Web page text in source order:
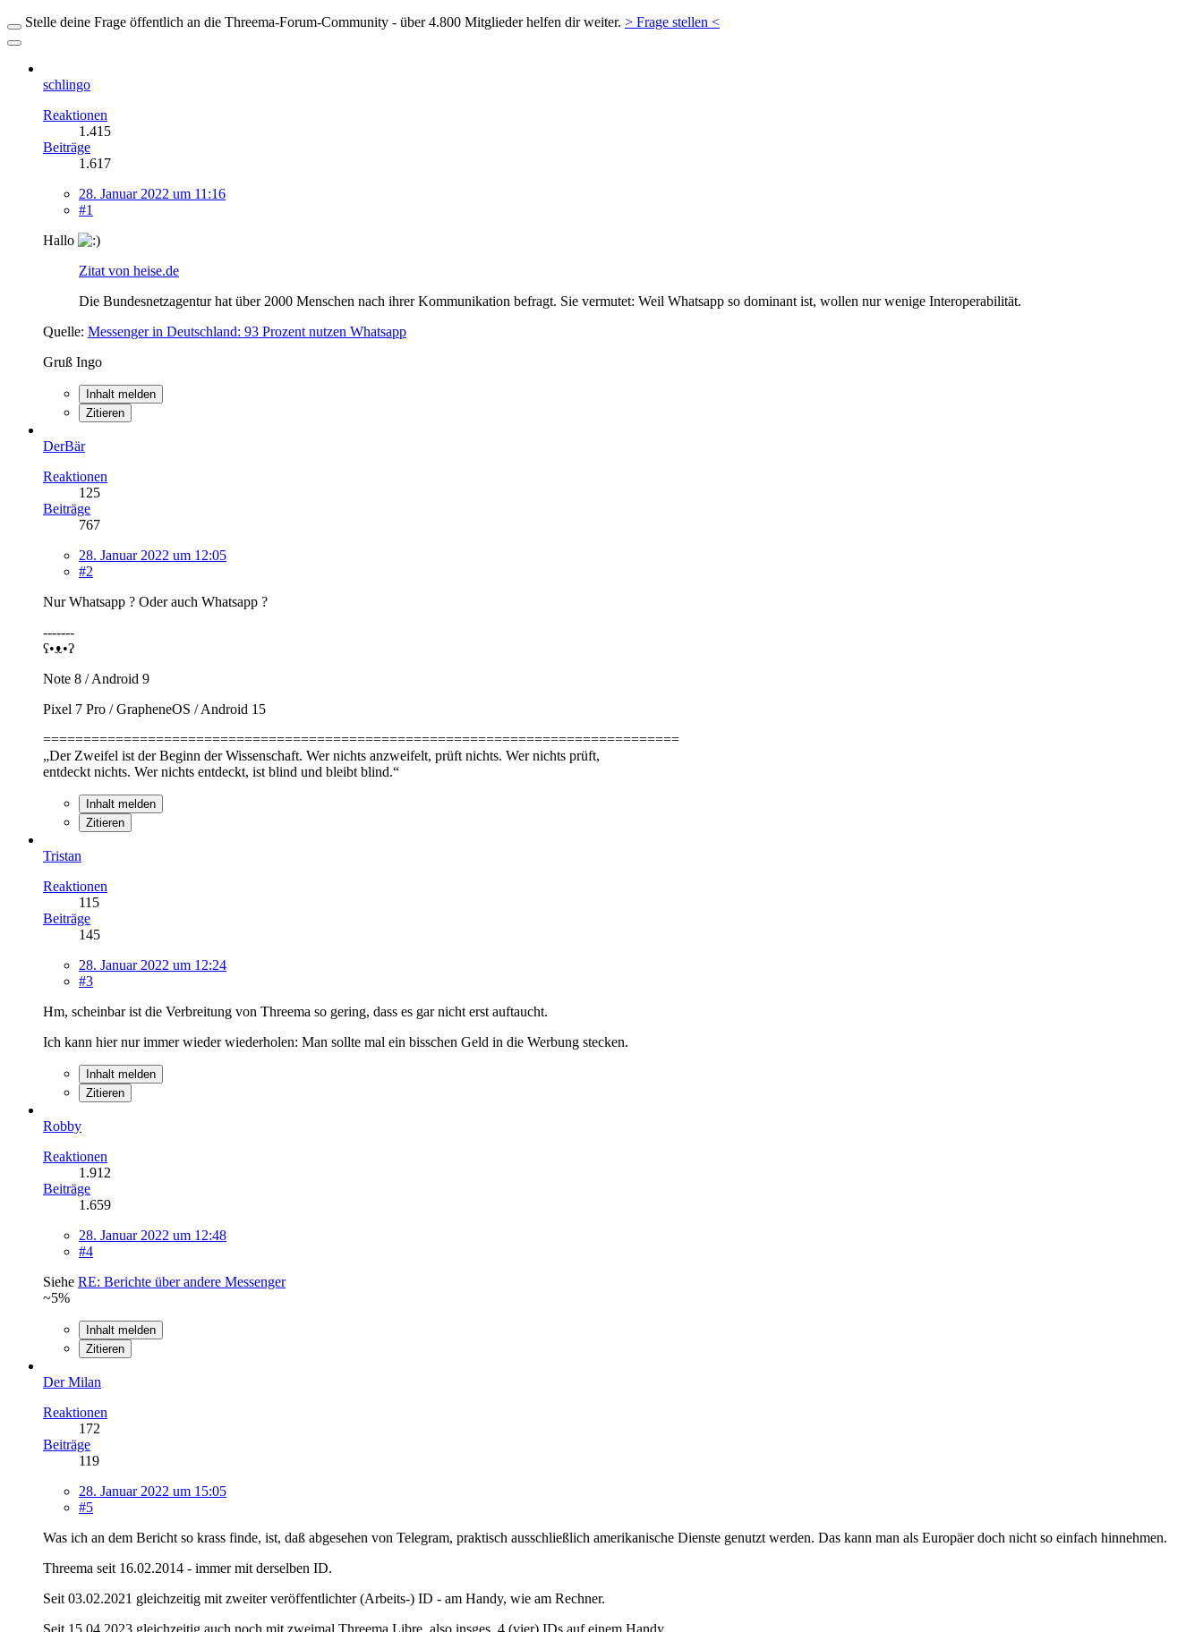
Stelle deine Frage öffentlich an die Threema-Forum-Community - über 4.800 Mitglieder helfen dir weiter. > Frage stellen <
schlingo
Reaktionen
1.415
Beiträge
1.617
28. Januar 2022 um 11:16
#1
Hallo
Zitat von heise.de
Die Bundesnetzagentur hat über 2000 Menschen nach ihrer Kommunikation befragt. Sie vermutet: Weil Whatsapp so dominant ist, wollen nur wenige Interoperabilität.
Quelle: Messenger in Deutschland: 93 Prozent nutzen Whatsapp
Gruß Ingo
Inhalt melden
Zitieren
DerBär
Reaktionen
125
Beiträge
767
28. Januar 2022 um 12:05
#2
Nur Whatsapp ? Oder auch Whatsapp ?
-------
ʕ•ᴥ•ʔ
Note 8 / Android 9
Pixel 7 Pro / GrapheneOS / Android 15
===============================================================================
„Der Zweifel ist der Beginn der Wissenschaft. Wer nichts anzweifelt, prüft nichts. Wer nichts prüft,
entdeckt nichts. Wer nichts entdeckt, ist blind und bleibt blind.“
Inhalt melden
Zitieren
Tristan
Reaktionen
115
Beiträge
145
28. Januar 2022 um 12:24
#3
Hm, scheinbar ist die Verbreitung von Threema so gering, dass es gar nicht erst auftaucht.
Ich kann hier nur immer wieder wiederholen: Man sollte mal ein bisschen Geld in die Werbung stecken.
Inhalt melden
Zitieren
Robby
Reaktionen
1.912
Beiträge
1.659
28. Januar 2022 um 12:48
#4
Siehe RE: Berichte über andere Messenger
~5%
Inhalt melden
Zitieren
Der Milan
Reaktionen
172
Beiträge
119
28. Januar 2022 um 15:05
#5
Was ich an dem Bericht so krass finde, ist, daß abgesehen von Telegram, praktisch ausschließlich amerikanische Dienste genutzt werden. Das kann man als Europäer doch nicht so einfach hinnehmen.
Threema seit 16.02.2014 - immer mit derselben ID.
Seit 03.02.2021 gleichzeitig mit zweiter veröffentlichter (Arbeits-) ID - am Handy, wie am Rechner.
Seit 15.04.2023 gleichzeitig auch noch mit zweimal Threema Libre, also insges. 4 (vier) IDs auf einem Handy.